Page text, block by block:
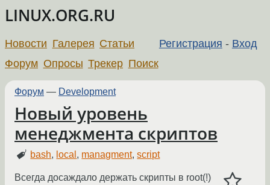
LINUX.ORG.RU
Регистрация - Вход
Новости Галерея Статьи
Форум Опросы Трекер Поиск
Форум — Development
Новый уровень
менеджмента скриптов
bash, local , managment,script
Всегда досаждало держать скрипты в root(!)